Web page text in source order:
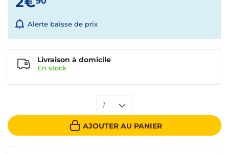
Alerte baisse de prix
1
AJOUTER AU PANIER
Livraison à domicile
En stock